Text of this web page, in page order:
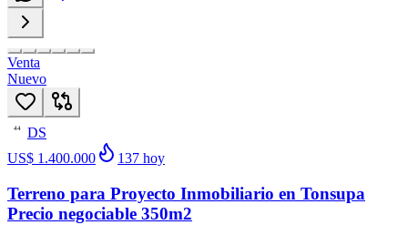
Venta
Nuevo
44
DS
US$ 1.400.000
137 hoy
Terreno para Proyecto Inmobiliario en Tonsupa
Precio negociable 350m2